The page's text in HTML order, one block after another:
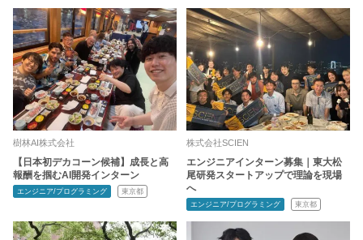
樹林AI株式会社
【日本初デカコーン候補】成長と高
報酬を掴むAI開発インターン
エンジニア/プログラミング 東京都
株式会社SCIEN
エンジニアインターン募集｜東大松
尾研発スタートアップで理論を現場
へ
エンジニア/プログラミング 東京都